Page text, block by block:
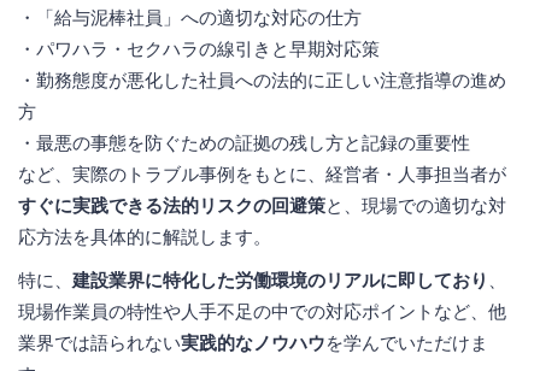
・「給与泥棒社員」への適切な対応の仕方
・パワハラ・セクハラの線引きと早期対応策
・勤務態度が悪化した社員への法的に正しい注意指導の進め
方
・最悪の事態を防ぐための証拠の残し方と記録の重要性
など、実際のトラブル事例をもとに、経営者・人事担当者が
すぐに実践できる法的リスクの回避策と、現場での適切な対
応方法を具体的に解説します。
特に、 建設業界に特化した労働環境のリアルに即しており 、
現場作業員の特性や人手不足の中での対応ポイントなど、他
業界では語られない実践的なノウハウを学んでいただけま